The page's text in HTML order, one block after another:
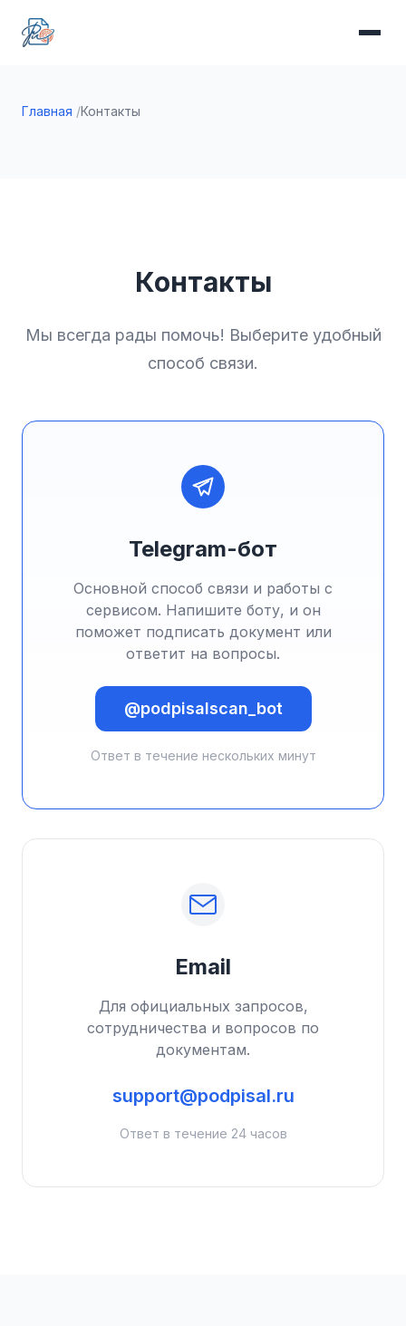
Главная Контакты
Контакты
Мы всегда рады помочь! Выберите удобный
способ связи.
Telegram-бот
Основной способ связи и работы с
сервисом. Напишите боту, и он
поможет подписать документ или
ответит на вопросы.
@podpisalscan_bot
Ответ в течение нескольких минут
Email
Для официальных запросов,
сотрудничества и вопросов по
документам.
support@podpisal.ru
Ответ в течение 24 часов